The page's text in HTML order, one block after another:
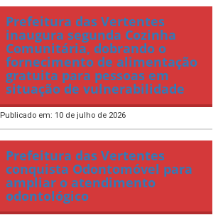
Prefeitura das Vertentes
inaugura segunda Cozinha
Comunitária, dobrando o
fornecimento de alimentação
gratuita para pessoas em
situação de vulnerabilidade
Publicado em: 10 de julho de 2026
Prefeitura das Vertentes
conquista Odontomóvel para
ampliar o atendimento
odontológico